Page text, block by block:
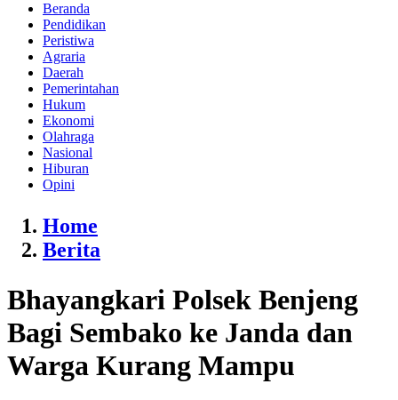
Beranda
Pendidikan
Peristiwa
Agraria
Daerah
Pemerintahan
Hukum
Ekonomi
Olahraga
Nasional
Hiburan
Opini
Home
Berita
Bhayangkari Polsek Benjeng
Bagi Sembako ke Janda dan
Warga Kurang Mampu